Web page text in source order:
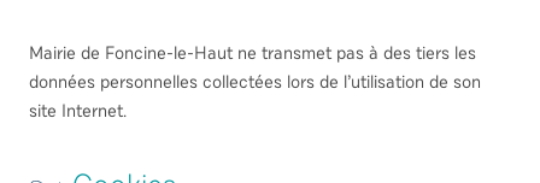
Mairie de Foncine-le-Haut ne transmet pas à des tiers les
données personnelles collectées lors de l’utilisation de son
site Internet.